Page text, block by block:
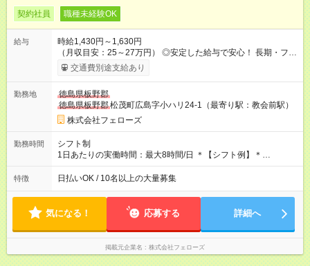
契約社員 職種未経験OK
給与
時給1,430円～1,630円
（月収目安：25～27万円） ◎安定した給与で安心！ 長期・フル
タイムで勤務いただける方にお越しいただきたいと思っていま
す。シフトが削られることはないので、安定した給与が入りま
たいという人もいると思います。このあたりは柔軟に対応する
ので、お気軽にご相談ください！ ※2ヶ月の試用期間がありま
す。その間の給与・待遇に変更はありません。 【試用期間】試
用期間あり 試用期間の長さ：2ヶ月 雇用形態、給与は本採用時
と同じです。
交通費別途支給あり
勤務地
徳島県板野郡
徳島県板野郡松茂町広島字小ハリ24-1（最寄り駅：教会前駅）
株式会社フェローズ
勤務時間
シフト制
1日あたりの実働時間：最大8時間/日 ＊【シフト例】＊
(1) 10:00～19:00 (2) 11:00～20:00 (3) 12:00～21:00 など ◎
いずれも実働8時間・休憩1時間です。中抜けシフトなどはあり
たい」などあれば相談に応じますのでおっしゃってください！
特徴 日払いOK / 10名以上の大量募集
気になる！ 応募する 詳細へ
掲載元企業名 株式会社フェローズ